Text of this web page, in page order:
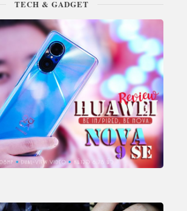
TECH & GADGET